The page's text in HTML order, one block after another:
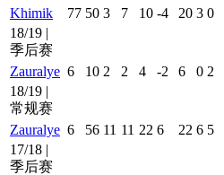
Khimik
77 50 3 7 10 -4 20 3 0
18/19 |
季后赛
Zauralye 6 10 2 2 4 -2 6 0 2
18/19 |
常规赛
Zauralye 6 56 11 11 22 6 22 6 5
17/18 |
季后赛